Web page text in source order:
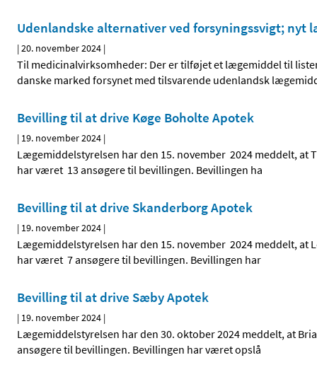
Udenlandske alternativer ved forsyningssvigt;
|20. november 2024 |
Til medicinalvirksomheder: Der er tilføjet et lægemiddel til
danske marked forsynet med tilsvarende udenlandsk
Bevilling til at drive Køge Boholte Apotek
| 19. november 2024 |
Lægemiddelstyrelsen har den 15. november 2024 meddelt,
har været 13 ansøgere til bevillingen. Bevillingen ha
Bevilling til at drive Skanderborg Apotek
| 19. november 2024 |
Lægemiddelstyrelsen har den 15. november 2024 meddelt,
har været 7 ansøgere til bevillingen. Bevillingen har
Bevilling til at drive Sæby Apotek
| 19. november 2024 |
Lægemiddelstyrelsen har den 30. oktober 2024 meddelt, at
ansøgere til bevillingen. Bevillingen har været opslå